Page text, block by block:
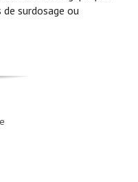
de surdosage ou